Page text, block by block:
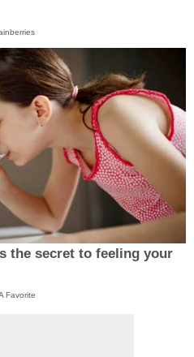
the secret to feeling your
Favorite